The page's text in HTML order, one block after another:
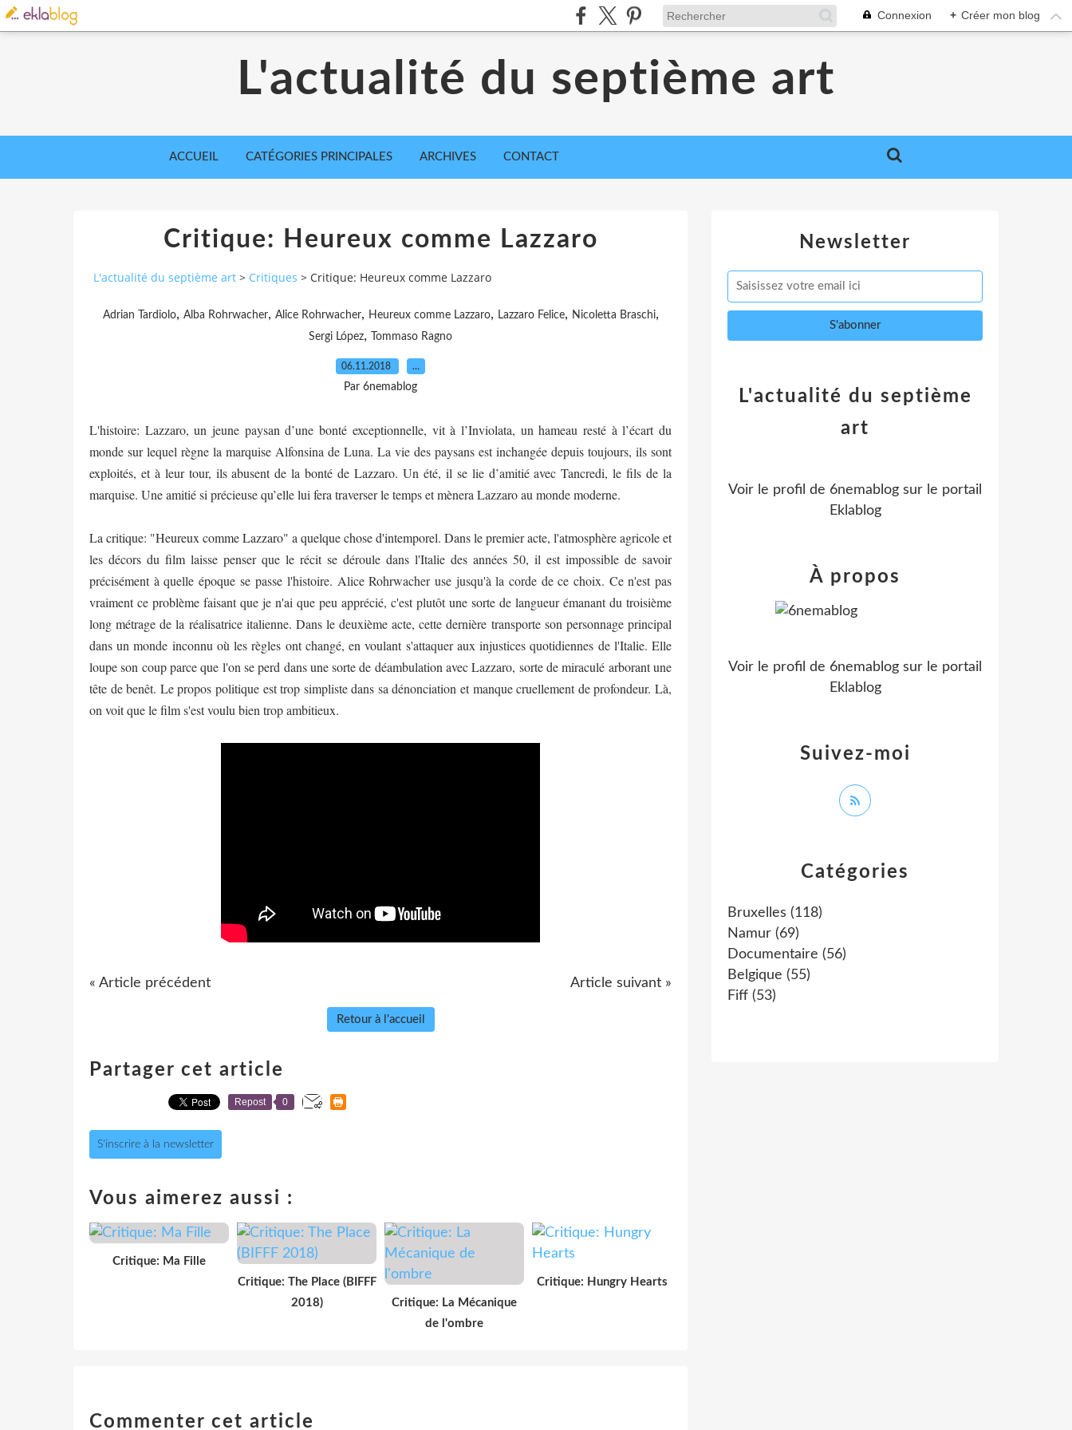
Connexion + Créer mon blog
L'actualité du septième art
ACCUEIL CATÉGORIES PRINCIPALES ARCHIVES CONTACT
Critique: Heureux comme Lazzaro
L'actualité du septième art > Critiques > Critique: Heureux comme Lazzaro
Adrian Tardiolo, Alba Rohrwacher, Alice Rohrwacher, Heureux comme Lazzaro, Lazzaro Felice, Nicoletta Braschi,
Sergi López, Tommaso Ragno
06.11.2018 …
Par 6nemablog
L'histoire: Lazzaro, un jeune paysan d’une bonté exceptionnelle, vit à l’Inviolata, un hameau resté à l’écart du
monde sur lequel règne la marquise Alfonsina de Luna. La vie des paysans est inchangée depuis toujours, ils sont
exploités, et à leur tour, ils abusent de la bonté de Lazzaro. Un été, il se lie d’amitié avec Tancredi, le fils de la
marquise. Une amitié si précieuse qu’elle lui fera traverser le temps et mènera Lazzaro au monde moderne.
La critique: "Heureux comme Lazzaro" a quelque chose d'intemporel. Dans le premier acte, l'atmosphère agricole et
les décors du film laisse penser que le récit se déroule dans l'Italie des années 50, il est impossible de savoir
précisément à quelle époque se passe l'histoire. Alice Rohrwacher use jusqu'à la corde de ce choix. Ce n'est pas
vraiment ce problème faisant que je n'ai que peu apprécié, c'est plutôt une sorte de langueur émanant du troisième
long métrage de la réalisatrice italienne. Dans le deuxième acte, cette dernière transporte son personnage principal
dans un monde inconnu où les règles ont changé, en voulant s'attaquer aux injustices quotidiennes de l'Italie. Elle
loupe son coup parce que l'on se perd dans une sorte de déambulation avec Lazzaro, sorte de miraculé arborant une
tête de benêt. Le propos politique est trop simpliste dans sa dénonciation et manque cruellement de profondeur. Là,
on voit que le film s'est voulu bien trop ambitieux.
« Article précédent Article suivant »
Retour à l'accueil
Partager cet article
Repost 0
S'inscrire à la newsletter
Vous aimerez aussi :
Critique: Ma Fille
Critique: The Place (BIFFF
2018)
Critique: La Mécanique
de l'ombre
Critique: Hungry Hearts
Commenter cet article
Newsletter
Catégories
Bruxelles (118)
Namur (69)
Documentaire (56)
Belgique (55)
Fiff (53)
L'actualité du septième
art
Voir le profil de 6nemablog sur le portail
Eklablog
Suivez-moi
À propos
Voir le profil de 6nemablog sur le portail
Eklablog